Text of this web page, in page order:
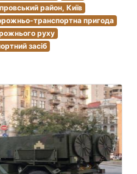
район, Київ
транспортна пригода
руху
засіб